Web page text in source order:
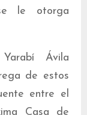
le otorga
Ávila
de estos
entre el
Casa de